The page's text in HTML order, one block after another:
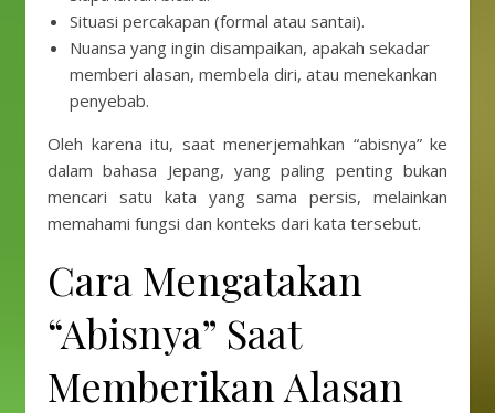
Situasi percakapan (formal atau santai).
Nuansa yang ingin disampaikan, apakah sekadar
memberi alasan, membela diri, atau menekankan
penyebab.
Oleh karena itu, saat menerjemahkan “abisnya” ke
dalam bahasa Jepang, yang paling penting bukan
mencari satu kata yang sama persis, melainkan
memahami fungsi dan konteks dari kata tersebut.
Cara Mengatakan
“Abisnya” Saat
Memberikan Alasan